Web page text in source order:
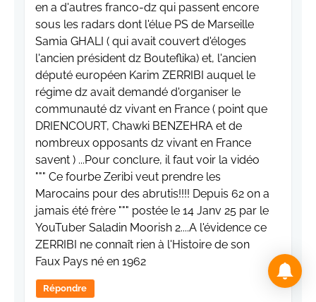
en a d'autres franco-dz qui passent encore
sous les radars dont l'élue PS de Marseille
Samia GHALI ( qui avait couvert d'éloges
l'ancien président dz Bouteflika) et, l'ancien
député européen Karim ZERRIBI auquel le
régime dz avait demandé d'organiser le
communauté dz vivant en France ( point que
DRIENCOURT, Chawki BENZEHRA et de
nombreux opposants dz vivant en France
savent ) ...Pour conclure, il faut voir la vidéo
""" Ce fourbe Zeribi veut prendre les
Marocains pour des abrutis!!!! Depuis 62 on a
jamais été frère """ postée le 14 Janv 25 par le
YouTuber Saladin Moorish 2....A l'évidence ce
ZERRIBI ne connaît rien à l'Histoire de son
Faux Pays né en 1962
Répondre